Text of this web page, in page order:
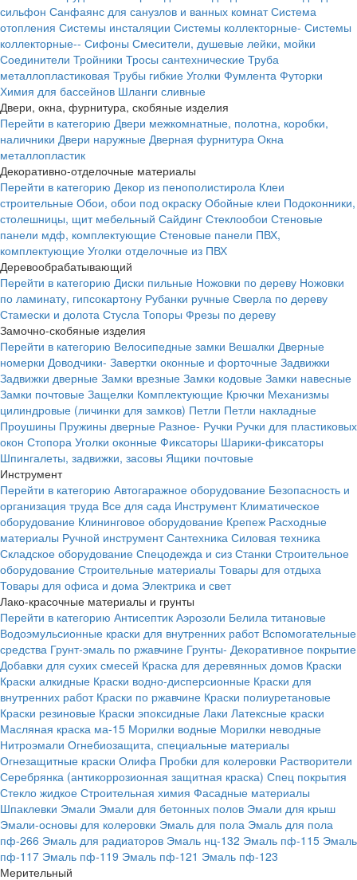
сильфон Санфаянс для санузлов и ванных комнат Система
отопления Системы инсталяции Системы коллекторные- Системы
коллекторные-- Сифоны Смесители, душевые лейки, мойки
Соединители Тройники Тросы сантехнические Труба
металлопластиковая Трубы гибкие Уголки Фумлента Футорки
Химия для бассейнов Шланги сливные
Двери, окна, фурнитура, скобяные изделия
Перейти в категорию Двери межкомнатные, полотна, коробки,
наличники Двери наружные Дверная фурнитура Окна
металлопластик
Декоративно-отделочные материалы
Перейти в категорию Декор из пенополистирола Клеи
строительные Обои, обои под окраску Обойные клеи Подоконники,
столешницы, щит мебельный Сайдинг Стеклообои Стеновые
панели мдф, комплектующие Стеновые панели ПВХ,
комплектующие Уголки отделочные из ПВХ
Деревообрабатывающий
Перейти в категорию Диски пильные Ножовки по дереву Ножовки
по ламинату, гипсокартону Рубанки ручные Сверла по дереву
Стамески и долота Стусла Топоры Фрезы по дереву
Замочно-скобяные изделия
Перейти в категорию Велосипедные замки Вешалки Дверные
номерки Доводчики- Завертки оконные и форточные Задвижки
Задвижки дверные Замки врезные Замки кодовые Замки навесные
Замки почтовые Защелки Комплектующие Крючки Механизмы
цилиндровые (личинки для замков) Петли Петли накладные
Проушины Пружины дверные Разное- Ручки Ручки для пластиковых
окон Стопора Уголки оконные Фиксаторы Шарики-фиксаторы
Шпингалеты, задвижки, засовы Ящики почтовые
Инструмент
Перейти в категорию Автогаражное оборудование Безопасность и
организация труда Все для сада Инструмент Климатическое
оборудование Клининговое оборудование Крепеж Расходные
материалы Ручной инструмент Сантехника Силовая техника
Складское оборудование Спецодежда и сиз Станки Строительное
оборудование Строительные материалы Товары для отдыха
Товары для офиса и дома Электрика и свет
Лако-красочные материалы и грунты
Перейти в категорию Антисептик Аэрозоли Белила титановые
Водоэмульсионные краски для внутренних работ Вспомогательные
средства Грунт-эмаль по ржавчине Грунты- Декоративное покрытие
Добавки для сухих смесей Краска для деревянных домов Краски
Краски алкидные Краски водно-дисперсионные Краски для
внутренних работ Краски по ржавчине Краски полиуретановые
Краски резиновые Краски эпоксидные Лаки Латексные краски
Масляная краска ма-15 Морилки водные Морилки неводные
Нитроэмали Огнебиозащита, специальные материалы
Огнезащитные краски Олифа Пробки для колеровки Растворители
Серебрянка (антикоррозионная защитная краска) Спец покрытия
Стекло жидкое Строительная химия Фасадные материалы
Шпаклевки Эмали Эмали для бетонных полов Эмали для крыш
Эмали-основы для колеровки Эмаль для пола Эмаль для пола
пф-266 Эмаль для радиаторов Эмаль нц-132 Эмаль пф-115 Эмаль
пф-117 Эмаль пф-119 Эмаль пф-121 Эмаль пф-123
Мерительный